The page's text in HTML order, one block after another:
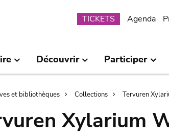
Submenu
TICKETS Agenda
Découvrir Participer
et bibliothèques Collections Tervuren
Xylarium